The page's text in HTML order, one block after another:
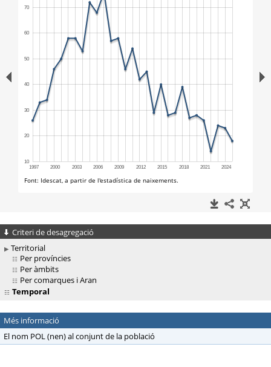
Criteri de desagregació
Territorial
Per províncies
Per àmbits
Per comarques i Aran
Temporal
Més informació
El nom POL (nen) al conjunt de la població